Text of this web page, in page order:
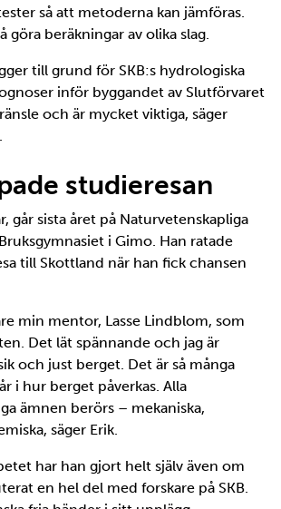
så att metoderna kan jämföras.
göra beräkningar av olika slag.
till grund för SKB:s hydrologiska
inför byggandet av Slutförvaret
och är mycket viktiga, säger
studieresan
går sista året på Naturvetenskapliga
i Gimo. Han ratade
till Skottland när han fick chansen
min mentor, Lasse Lindblom, som
Det lät spännande och jag är
och just berget. Det är så många
i hur berget påverkas. Alla
ämnen berörs – mekaniska,
säger Erik.
har han gjort helt själv även om
en hel del med forskare på SKB.